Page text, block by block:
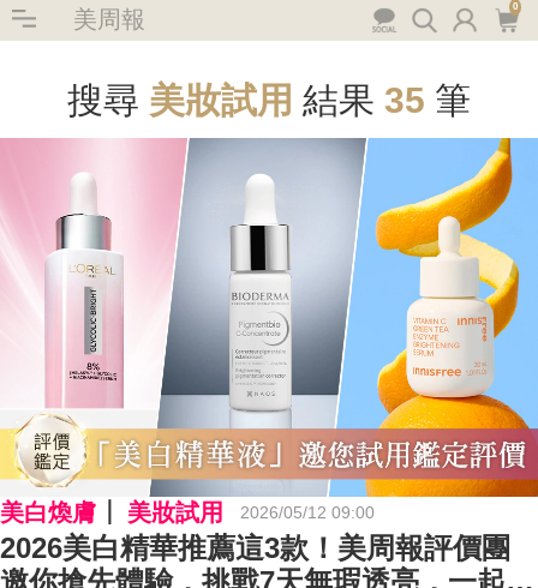
美周報 0
搜尋 美妝試用 結果 35 筆
美白煥膚 美妝試用 2026/05/12 09:00
2026美白精華推薦這3款！美周報評價團
邀你搶先體驗，挑戰7天無瑕透亮，一起來